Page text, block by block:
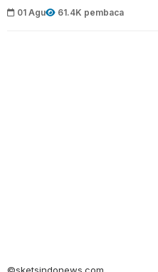
01 Agu 61.4K pembaca